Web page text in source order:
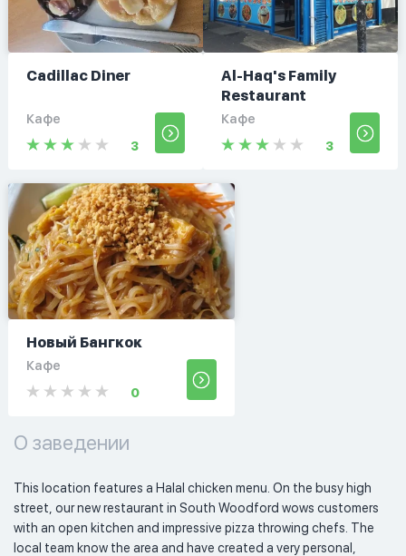
Cadillac Diner
Кафе
3
Al-Haq's Family
Restaurant
Кафе
3
Новый Бангкок
Кафе
0
О заведении
This location features a Halal chicken menu. On the busy high
street, our new restaurant in South Woodford wows customers
with an open kitchen and impressive pizza throwing chefs. The
local team know the area and have created a very personal,